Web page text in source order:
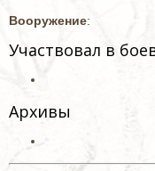
Вооружение:
Участвовал в
Архивы